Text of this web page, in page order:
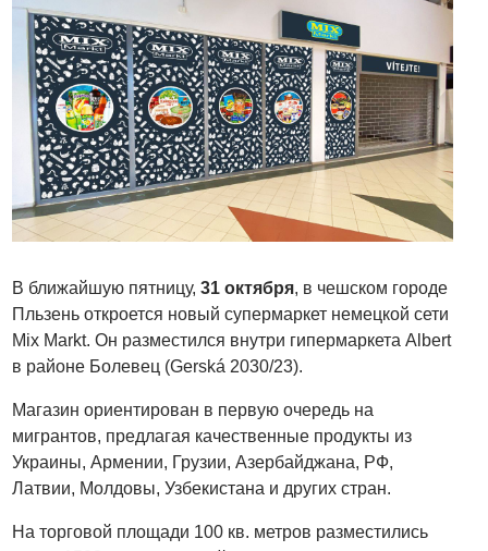
В ближайшую пятницу,31 октября, в чешском городе
Пльзень откроется новый супермаркет немецкой сети
Mix Markt. Он разместился внутри гипермаркета Albert
в районе Болевец (Gerská 2030/23).
Магазин ориентирован в первую очередь на
мигрантов, предлагая качественные продукты из
Украины, Армении, Грузии, Азербайджана, РФ,
Латвии, Молдовы, Узбекистана и других стран.
На торговой площади 100 кв. метров разместились